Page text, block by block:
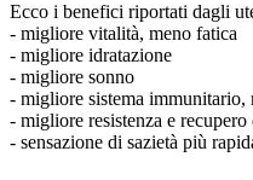
Ecco i benefici riportati dagli
- migliore vitalità, meno fatica
- migliore idratazione
- migliore sonno
- migliore sistema immunitario,
- migliore resistenza e
- sensazione di sazietà più